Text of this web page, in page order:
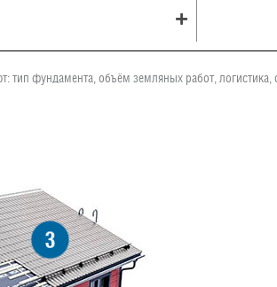
тип фундамента, объём земляных работ,
3